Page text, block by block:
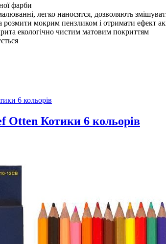
фарби
легко наносятся, дозволяють
мокрим пензликом і отримати ефект
екологічно чистим матовим покриттям
Otten Котики 6 кольорів